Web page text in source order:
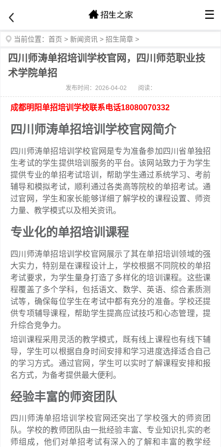
☰
当前位置： 首页 > 新闻资讯 > 招生简章 >
四川师涛单招培训学校官网，四川师范职业技
术学院单招
发布时间：2026-04-02 阅读：
成都明阳单招培训学校联系电话18080070332
四川师涛单招培训学校官网简介
四川师涛单招培训学校官网是专为准备参加四川省单独招
生考试的学生提供培训服务的平台。该网站致力于为学生
提供专业的单招考试培训，帮助学生通过系统学习、考前
辅导和模拟考试，顺利通过各类高等院校的单招考试。通
过官网，学生和家长能够详细了解学校的课程设置、师资
力量、教学模式以及相关资讯。
专业化的单招培训课程
四川师涛单招培训学校官网展示了其在单招培训领域的强
大实力，特别是在课程设计上，学校根据不同院校的单招
考试要求，为学生量身打造了多样化的培训课程。这些课
程覆盖了多个学科，包括语文、数学、英语、综合素质测
试等，确保每位学生在考试中都有充分的准备。学校还提
供专项辅导课程，帮助学生提高应试技巧和心态管理，提
升综合竞争力。
培训课程采用灵活的教学模式，既有线上课程也有线下辅
导，学生可以根据自身时间安排和学习进度选择适合自己
的学习方式。通过官网，学生可以实时了解课程安排和报
名方式，为备考提供最大便利。
经验丰富的师资团队
四川师涛单招培训学校官网还突出了学校强大的师资团
队。学校的教师团队由一批经验丰富、专业知识扎实的老
师组成，他们对单招考试有深入的了解和丰富的教学经